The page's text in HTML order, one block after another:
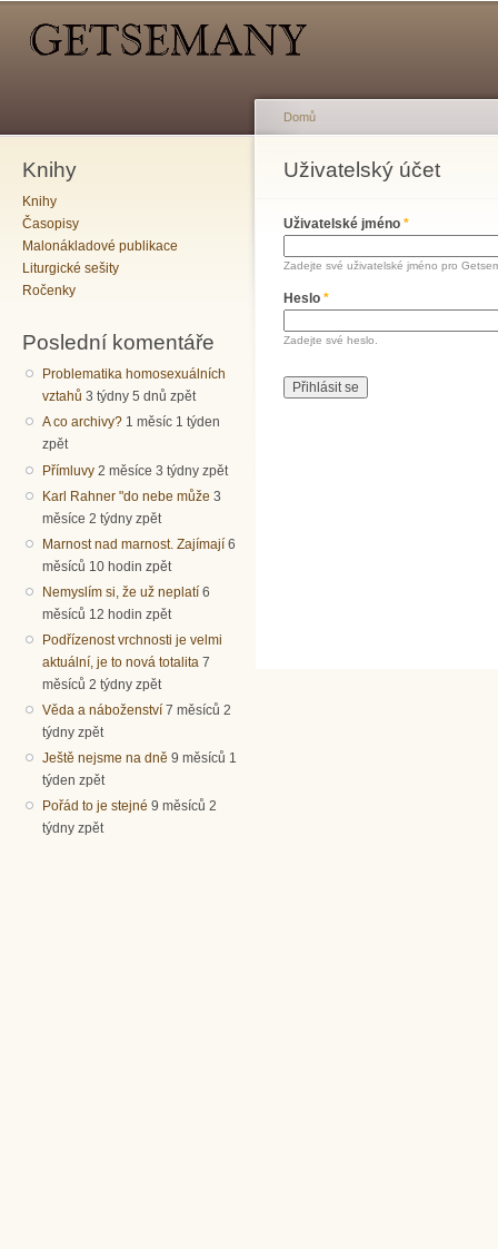
Knihy
Knihy
Časopisy
Malonákladové publikace
Liturgické sešity
Ročenky
Poslední komentáře
Problematika homosexuálních
vztahů 3 týdny 5 dnů zpět
A co archivy? 1 měsíc 1 týden
zpět
Přímluvy 2 měsíce 3 týdny zpět
Karl Rahner "do nebe může 3
měsíce 2 týdny zpět
Marnost nad marnost. Zajímají 6
měsíců 10 hodin zpět
Nemyslím si, že už neplatí 6
měsíců 12 hodin zpět
Podřízenost vrchnosti je velmi
aktuální, je to nová totalita 7
měsíců 2 týdny zpět
Věda a náboženství 7 měsíců 2
týdny zpět
Ještě nejsme na dně 9 měsíců 1
týden zpět
Pořád to je stejné 9 měsíců 2
týdny zpět
Jste zde
Domů
Uživatelský účet
Hlavní záložky
Uživatelské jméno *
Zadejte své uživatelské jméno pro
Heslo *
Zadejte své heslo.